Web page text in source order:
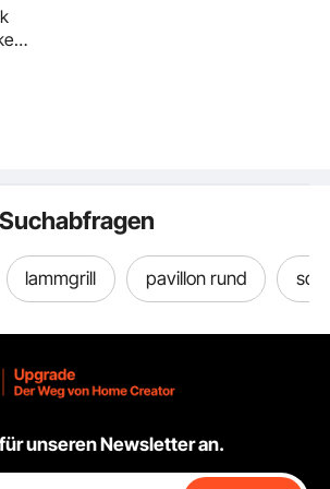
lammgrill pavillon rund
unseren Newsletter an.